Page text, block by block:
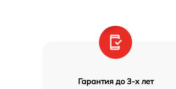
Гарантия до 3-х лет